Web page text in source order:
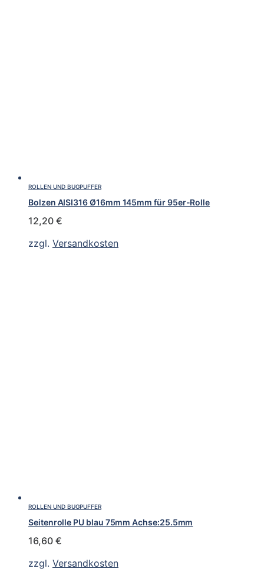
ROLLEN UND BUGPUFFER
Bolzen AISI316 Ø16mm 145mm für 95er-Rolle
12,20 €
zzgl. Versandkosten
ROLLEN UND BUGPUFFER
Seitenrolle PU blau 75mm Achse:25.5mm
16,60 €
zzgl. Versandkosten